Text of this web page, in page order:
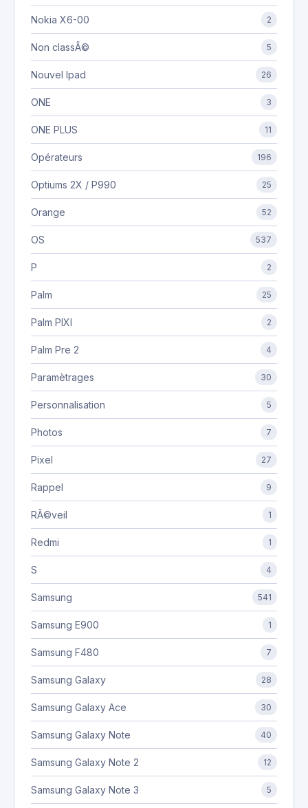
Nokia X6-00 2
Non classÃ© 5
Nouvel Ipad 26
ONE 3
ONE PLUS 11
Opérateurs 196
Optiums 2X / P990 25
Orange 52
OS 537
P 2
Palm 25
Palm PIXI 2
Palm Pre 2 4
Paramètrages 30
Personnalisation 5
Photos 7
Pixel 27
Rappel 9
RÃ©veil 1
Redmi 1
S 4
Samsung 541
Samsung E900 1
Samsung F480 7
Samsung Galaxy 28
Samsung Galaxy Ace 30
Samsung Galaxy Note 40
Samsung Galaxy Note 2 12
Samsung Galaxy Note 3 5